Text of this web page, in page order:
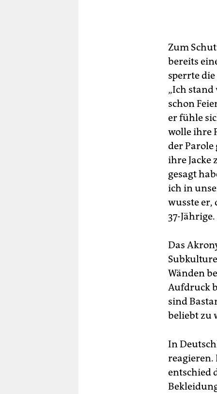
Zum
bereits
sperrte
„Ich stand
schon
er fühle
wolle ihre
der Parole
ihre Jacke
gesagt
ich in
wusste er,
37-Jährige.
Das
Wänden
Aufdruck
sind
beliebt zu
In
reagieren.
entschied